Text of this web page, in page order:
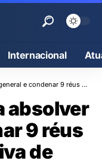
Internacional
9 réus por suposta tentiva de golpe
absolver
9 réus
de